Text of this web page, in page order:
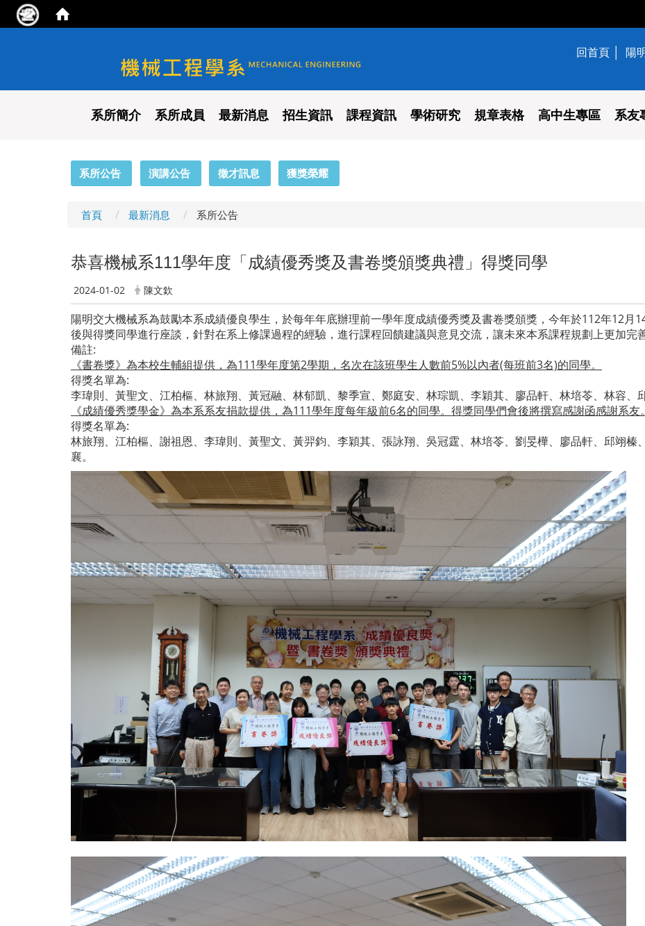
國立陽明交通大學 機械工程學系
回首頁 陽
系所簡介 系所成員 最新消息 招生資訊 課程資訊 學術研究 規章表格 高中生專區 系友
系所公告 演講公告 徵才訊息 獲獎榮耀
首頁 最新消息 系所公告
恭喜機械系111學年度「成績優秀獎及書卷獎頒獎典禮」得獎同學
2024-01-02 陳文欽
陽明交大機械系為鼓勵本系成績優良學生，於每年年底辦理前一學年度成績優秀獎及書卷獎頒獎，今年於112年12月
後與得獎同學進行座談，針對在系上修課過程的經驗，進行課程回饋建議與意見交流，讓未來本系課程規劃上更加完善
備註:
《書卷獎》為本校生輔組提供，為111學年度第2學期，名次在該班學生人數前5%以內者(每班前3名)的同學。
得獎名單為:
李瑋則、黃聖文、江柏樞、林旅翔、黃冠融、林郁凱、黎季宣、鄭庭安、林琮凱、李穎其、廖品軒、林培苓、林容、
《成績優秀獎學金》為本系系友捐款提供，為111學年度每年級前6名的同學。得獎同學們會後將撰寫感謝函感謝系友。
得獎名單為:
林旅翔、江柏樞、謝祖恩、李瑋則、黃聖文、黃羿鈞、李穎其、張詠翔、吳冠霆、林培苓、劉旻樺、廖品軒、邱翊榛
襄。